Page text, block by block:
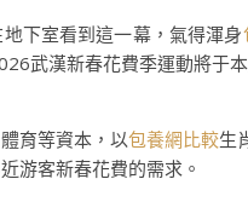
下室看到這一幕，氣得渾身
武漢新春花費季運動將于
育等資本，以包養網比較生
游客新春花費的需求。